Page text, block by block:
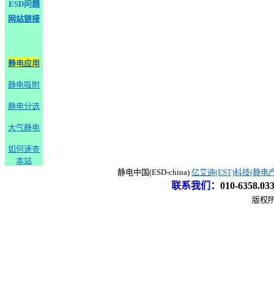
ESD问题
网站链接
静电应用
静电吸附
静电分选
大气静电
如何速查
本站
静电中国(ESD-china) 亿艾迪(EST)科技(静电
联系我们 ： 010-
版权